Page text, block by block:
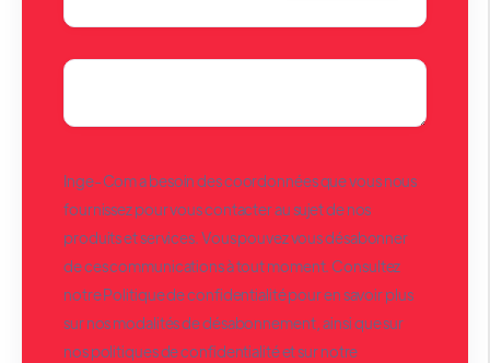
Inge-Com a besoin des coordonnées que vous nous
fournissez pour vous contacter au sujet de nos
produits et services. Vous pouvez vous désabonner
de ces communications à tout moment. Consultez
notre Politique de confidentialité pour en savoir plus
sur nos modalités de désabonnement, ainsi que sur
nos politiques de confidentialité et sur notre